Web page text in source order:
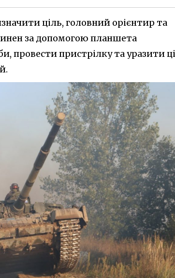
ціль, головний орієнтир та
за допомогою планшета
провести пристрілку та уразити